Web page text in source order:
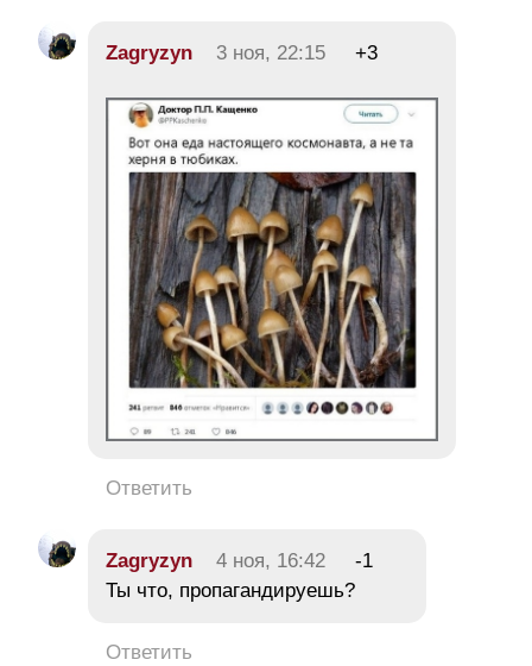
Zagryzyn 3 ноя, 22:15 +3
Ответить
Zagryzyn 4 ноя, 16:42
-1
Ты что, пропагандируешь?
Ответить